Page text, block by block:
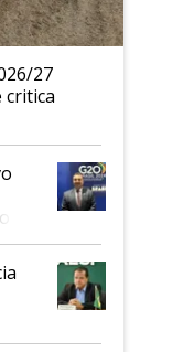
27
critica